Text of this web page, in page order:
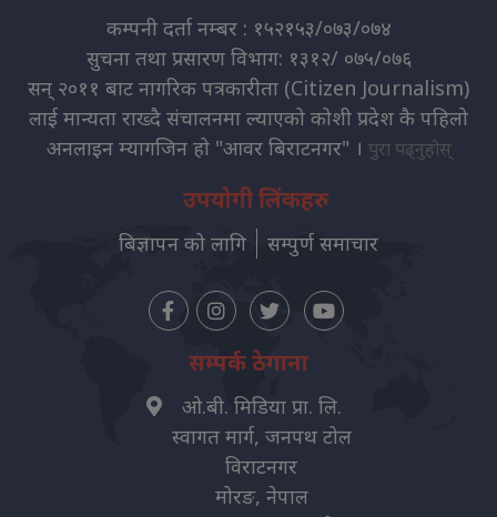
कम्पनी दर्ता नम्बर : १५२१५३/०७३/०७४
सुचना तथा प्रसारण विभाग: १३१२/ ०७५/०७६
सन् २०११ बाट नागरिक पत्रकारीता (Citizen Journalism)
लाई मान्यता राख्दै संचालनमा ल्याएको कोशी प्रदेश कै पहिलो
अनलाइन म्यागजिन हो "आवर बिराटनगर" । पुरा पढ्नुहोस्
उपयोगी लिंकहरु
बिज्ञापन को लागि सम्पुर्ण समाचार
सम्पर्क ठेगाना
ओ.बी. मिडिया प्रा. लि.
स्वागत मार्ग, जनपथ टोल
विराटनगर
मोरङ, नेपाल